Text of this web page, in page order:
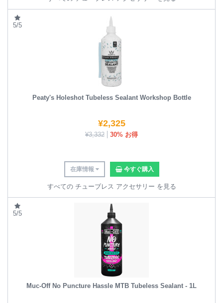
5/5
Peaty's Holeshot Tubeless Sealant Workshop Bottle
¥2,325
¥3,332 30% お得
在庫情報 今すぐ購入
すべての チューブレス アクセサリー を見る
5/5
Muc-Off No Puncture Hassle MTB Tubeless Sealant - 1L